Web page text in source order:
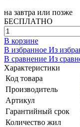
на завтра или позже
БЕСПЛАТНО
В корзине
В избранное Из
В сравнение Из
Характеристики
Код товара
Производитель
Артикул
Гарантийный срок
Количество жил